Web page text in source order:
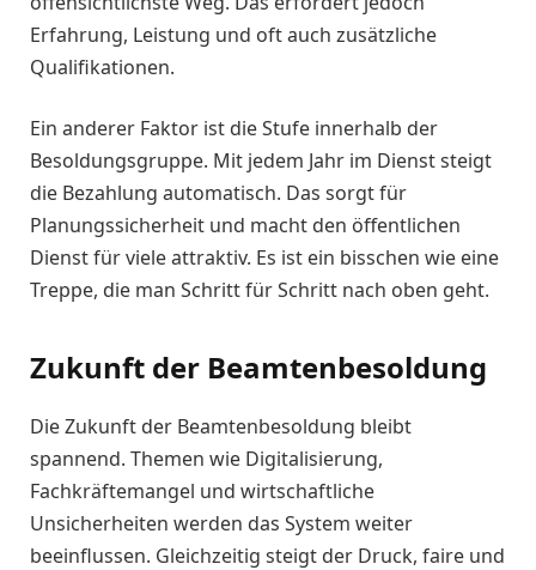
Erfahrung, Leistung und oft auch zusätzliche
Qualifikationen.
Ein anderer Faktor ist die Stufe innerhalb der
Besoldungsgruppe. Mit jedem Jahr im Dienst steigt
die Bezahlung automatisch. Das sorgt für
Planungssicherheit und macht den öffentlichen
Dienst für viele attraktiv. Es ist ein bisschen wie eine
Treppe, die man Schritt für Schritt nach oben geht.
Zukunft der Beamtenbesoldung
Die Zukunft der Beamtenbesoldung bleibt
spannend. Themen wie Digitalisierung,
Fachkräftemangel und wirtschaftliche
Unsicherheiten werden das System weiter
beeinflussen. Gleichzeitig steigt der Druck, faire und